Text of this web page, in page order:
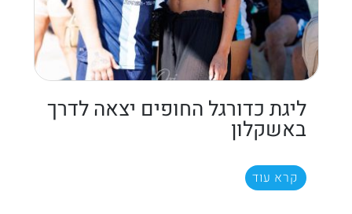
ליגת כדורגל החופים יצאה לדרך
באשקלון
קרא עוד